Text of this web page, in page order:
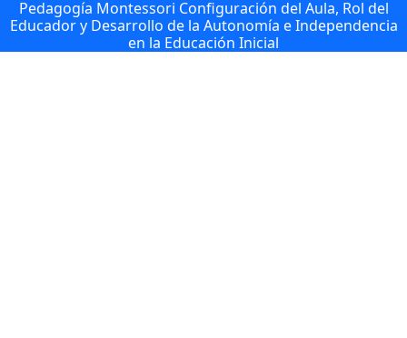
Pedagogía Montessori Configuración del Aula, Rol del
Educador y Desarrollo de la Autonomía e Independencia
en la Educación Inicial